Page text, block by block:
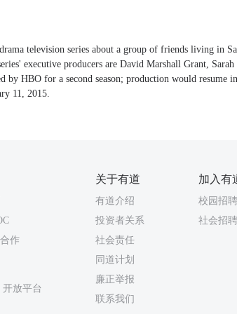
television series about a group of friends living in
executive producers are David Marshall Grant,
by HBO for a second season; production would resume
11, 2015.
作
关于有道
有道介绍
投资者关系
社会责任
同道计划
廉正举报
联系我们
加入有
校园招聘
社会招聘
开放平台